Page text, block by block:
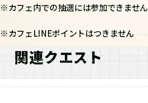
※カフェ内での抽選には参加できません
※カフェLINEポイントはつきません
関連クエスト